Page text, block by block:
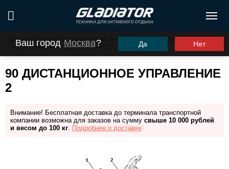
Ваш город Москва? Да Нет
Главная / Каталог Запчасти для моторов ПЛМ
G40FHS (G40FES)
90 Дистанционное управление 2
90 ДИСТАНЦИОННОЕ УПРАВЛЕНИЕ
2
Внимание! Бесплатная доставка до терминала транспортной
компании возможна для заказов на сумму свыше 10 000 рублей
и весом до 100 кг. Подробнее о доставке